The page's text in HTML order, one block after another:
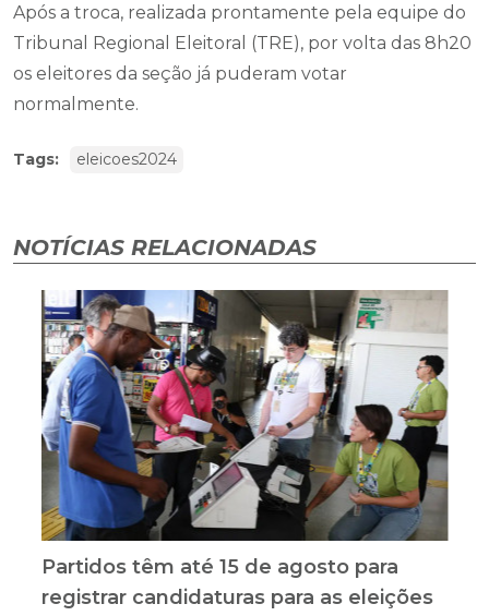
Após a troca, realizada prontamente pela equipe do
Tribunal Regional Eleitoral (TRE), por volta das 8h20
os eleitores da seção já puderam votar
normalmente.
Tags: eleicoes2024
NOTÍCIAS RELACIONADAS
Partidos têm até 15 de agosto para
registrar candidaturas para as eleições